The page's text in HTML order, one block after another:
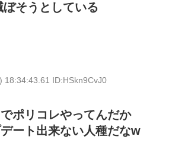
そうとしている
18:34:43.61 ID:HSkn9CvJ0
ポリコレやってんだか
ート出来ない人種だなw